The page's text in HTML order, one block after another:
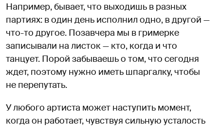
Например, бывает, что выходишь в разных
партиях: в один день исполнил одно, в другой —
что-то другое. Позавчера мы в гримерке
записывали на листок — кто, когда и что
танцует. Порой забываешь о том, что сегодня
ждет, поэтому нужно иметь шпаргалку, чтобы
не перепутать.
У любого артиста может наступить момент,
когда он работает, чувствуя сильную усталость